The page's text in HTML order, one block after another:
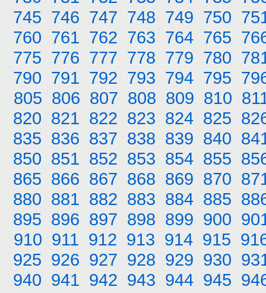
745 746 747 748 749 750
760 761 762 763 764 765
775 776 777 778 779 780
790 791 792 793 794 795
805 806 807 808 809 810
820 821 822 823 824 825
835 836 837 838 839 840
850 851 852 853 854 855
865 866 867 868 869 870
880 881 882 883 884 885
895 896 897 898 899 900
910 911 912 913 914 915
925 926 927 928 929 930
940 941 942 943 944 945